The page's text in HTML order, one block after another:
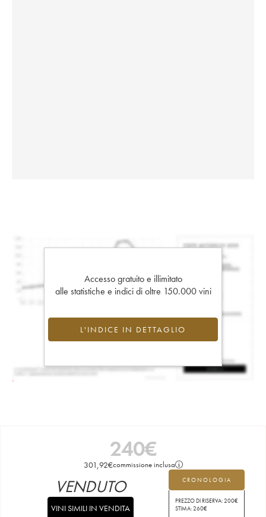
Accesso gratuito e illimitato
alle statistiche e indici di oltre 150.000 vini
L'INDICE IN DETTAGLIO
240€
301,92€commissione inclusa
CRONOLOGIA
PREZZO DI RISERVA:200€
STIMA:260€
VENDUTO
VINI SIMILI IN VENDITA